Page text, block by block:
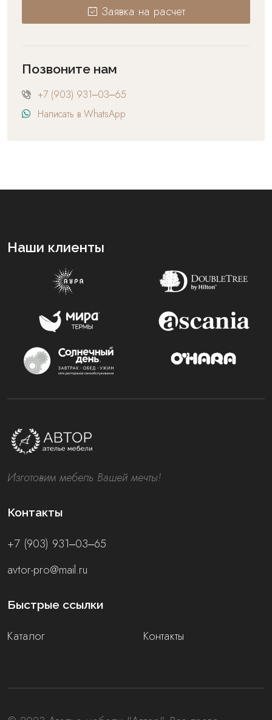
Заявка на расчет
Позвоните нам
+7 (903) 931‒03‒65
Написать в WhatsApp
Наши клиенты
Изготовим мебель Вашей мечты!
Контакты
+7 (903) 931‒03‒65
avtor-pro@mail.ru
Быстрые ссылки
Каталог Контакты